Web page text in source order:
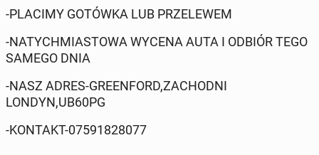
-PLACIMY GOTÓWKA LUB PRZELEWEM
-NATYCHMIASTOWA WYCENA AUTA I ODBIÓR TEGO
SAMEGO DNIA
-NASZ ADRES-GREENFORD,ZACHODNI
LONDYN,UB60PG
-KONTAKT-07591828077